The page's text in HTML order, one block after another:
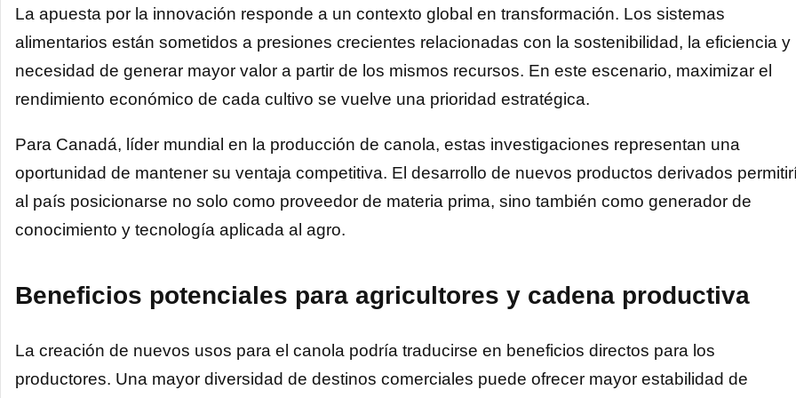
La apuesta por la innovación responde a un contexto global en transformación. Los sistemas
alimentarios están sometidos a presiones crecientes relacionadas con la sostenibilidad, la eficiencia y
necesidad de generar mayor valor a partir de los mismos recursos. En este escenario, maximizar el
rendimiento económico de cada cultivo se vuelve una prioridad estratégica.
Para Canadá, líder mundial en la producción de canola, estas investigaciones representan una
oportunidad de mantener su ventaja competitiva. El desarrollo de nuevos productos derivados
al país posicionarse no solo como proveedor de materia prima, sino también como generador de
conocimiento y tecnología aplicada al agro.
Beneficios potenciales para agricultores y cadena productiva
La creación de nuevos usos para el canola podría traducirse en beneficios directos para los
productores. Una mayor diversidad de destinos comerciales puede ofrecer mayor estabilidad de